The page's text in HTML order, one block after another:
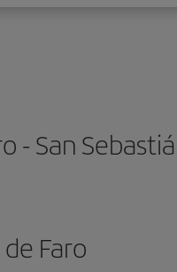
- San
Faro